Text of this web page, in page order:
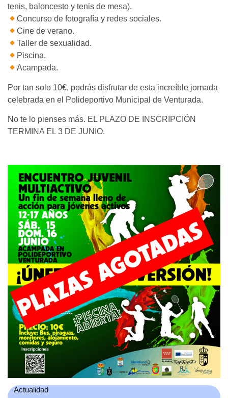
tenis, baloncesto y tenis de mesa).
Concurso de fotografía y redes sociales.
Cine de verano.
Taller de sexualidad.
Piscina.
Acampada.
Por tan solo 10€, podrás disfrutar de esta increíble jornada
celebrada en el Polideportivo Municipal de Venturada.
No te lo pienses más. EL PLAZO DE INSCRIPCIÓN
TERMINA EL 3 DE JUNIO.
Actualidad